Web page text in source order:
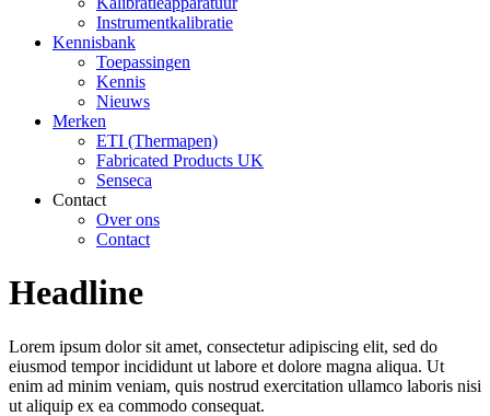
Instrumentkalibratie
Kennisbank
Toepassingen
Kennis
Nieuws
Merken
ETI (Thermapen)
Fabricated Products UK
Senseca
Contact
Over ons
Contact
Headline
Lorem ipsum dolor sit amet, consectetur adipiscing elit, sed do
eiusmod tempor incididunt ut labore et dolore magna aliqua. Ut
enim ad minim veniam, quis nostrud exercitation ullamco laboris nisi
ut aliquip ex ea commodo consequat.